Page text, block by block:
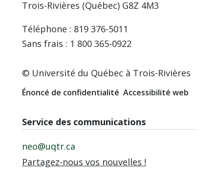
Trois-Rivières (Québec) G8Z 4M3
Téléphone : 819 376-5011
Sans frais : 1 800 365-0922
© Université du Québec à Trois-Rivières
Énoncé de confidentialité Accessibilité web
Service des communications
neo@uqtr.ca
Partagez-nous vos nouvelles !